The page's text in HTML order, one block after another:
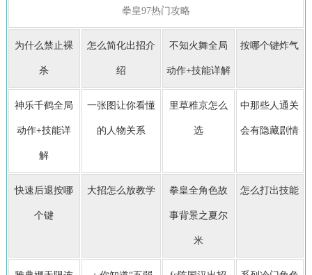
拳皇97热门攻略
为什么禁止裸
杀
怎么简化出招介
绍
不知火舞全局
动作+技能详解
按哪个键炸气
神乐千鹤全局
动作+技能详
解
一张图让你看懂
的人物关系
里草稚京怎么
选
中那些人通关
会有隐藏剧情
快速后退按哪
个键
大招怎么放教学 拳皇全角色故
事背景之夏尔
米
怎么打出技能